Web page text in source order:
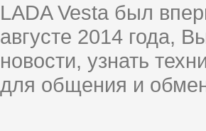
LADA Vesta был
августе 2014 года,
новости, узнать
для общения и